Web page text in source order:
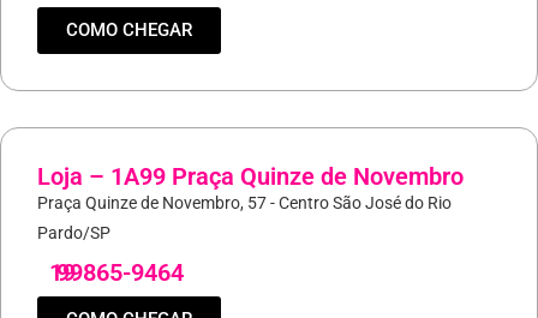
COMO CHEGAR
Loja – 1A99 Praça Quinze de Novembro
Praça Quinze de Novembro, 57 - Centro São José do Rio
Pardo/SP
19
99865-9464